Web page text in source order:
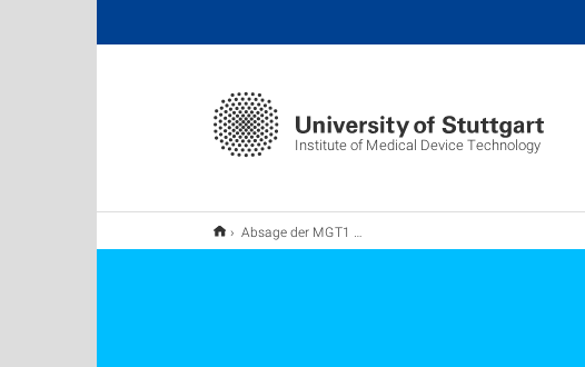
Institute of Medical Device Technology
Absage der MGT1 - Prüfung